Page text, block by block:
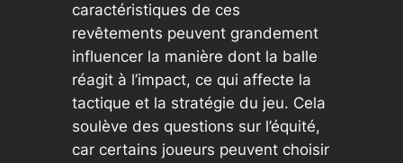
caractéristiques de ces
revêtements peuvent grandement
influencer la manière dont la balle
réagit à l’impact, ce qui affecte la
tactique et la stratégie du jeu. Cela
soulève des questions sur l’équité,
car certains joueurs peuvent choisir